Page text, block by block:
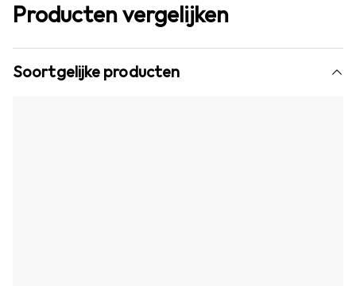
Producten vergelijken
Soortgelijke producten